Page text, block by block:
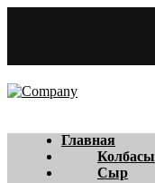
Главная
Колбасы
Сыр